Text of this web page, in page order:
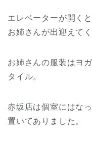
エレベーターが開く
お姉さんが出迎えて
お姉さんの服装はヨ
タイル。
赤坂店は個室にはな
置いてありました。